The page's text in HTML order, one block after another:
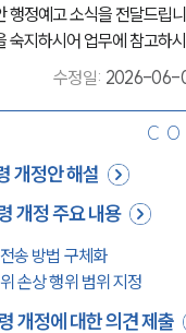
행정예고 소식을 전달드립
숙지하시어 업무에 참고하
수정일: 2026-06-
개정안 해설
개정 주요 내용
송 방법 구체화
손상 행위 범위 지정
개정에 대한 의견 제출